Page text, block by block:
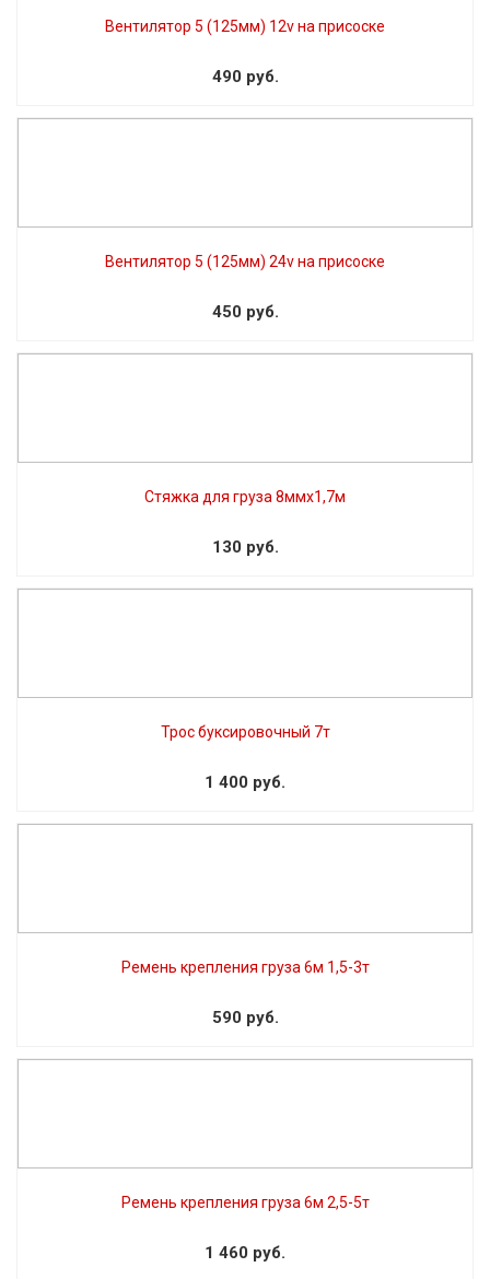
Вентилятор 5 (125мм) 12v на присоске
490 руб.
Вентилятор 5 (125мм) 24v на присоске
450 руб.
Стяжка для груза 8ммх1,7м
130 руб.
Трос буксировочный 7т
1 400 руб.
Ремень крепления груза 6м 1,5-3т
590 руб.
Ремень крепления груза 6м 2,5-5т
1 460 руб.